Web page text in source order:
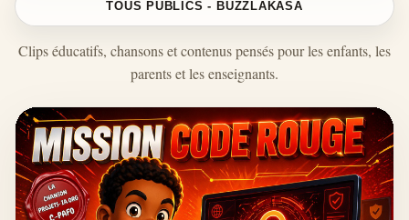
TOUS PUBLICS - BUZZLAKASA
Clips éducatifs, chansons et contenus pensés pour les enfants, les
parents et les enseignants.